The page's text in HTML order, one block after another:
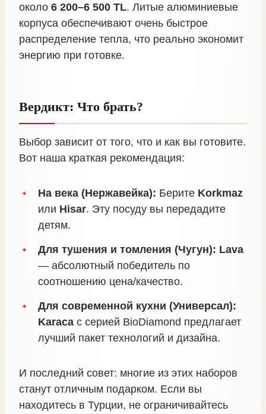
около 6 200–6 500 TL. Литые алюминиевые
корпуса обеспечивают очень быстрое
распределение тепла, что реально экономит
энергию при готовке.
Вердикт: Что брать?
Выбор зависит от того, что и как вы готовите.
Вот наша краткая рекомендация:
На века (Нержавейка): Берите Korkmaz
или Hisar. Эту посуду вы передадите
детям.
Для тушения и томления (Чугун): Lava
— абсолютный победитель по
соотношению цена/качество.
Для современной кухни (Универсал):
Karaca с серией BioDiamond предлагает
лучший пакет технологий и дизайна.
И последний совет: многие из этих наборов
станут отличным подарком. Если вы
находитесь в Турции, не ограничивайтесь